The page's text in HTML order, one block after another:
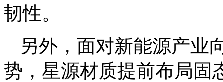
韧性。
另外，面对新能源产业
势，星源材质提前布局固